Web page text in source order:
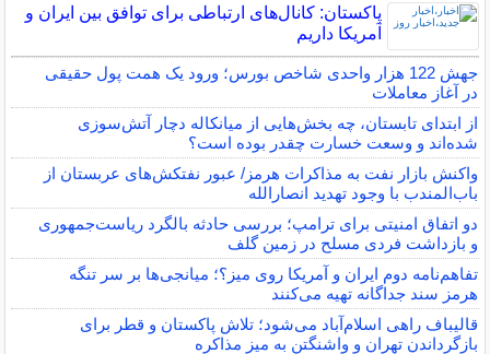
پاکستان: کانال‌های ارتباطی برای توافق بین ایران و
آمریکا داریم
جهش 122 هزار واحدی شاخص بورس؛ ورود یک همت پول حقیقی
در آغاز معاملات
از ابتدای تابستان، چه بخش‌هایی از میانکاله دچار آتش‌سوزی
شده‌اند و وسعت خسارت چقدر بوده است؟
واکنش بازار نفت به مذاکرات هرمز/ عبور نفتکش‌های عربستان از
باب‌المندب با وجود تهدید انصارالله
دو اتفاق امنیتی برای ترامپ؛ بررسی حادثه بالگرد ریاست‌جمهوری
و بازداشت فردی مسلح در زمین گلف
تفاهم‌نامه دوم ایران و آمریکا روی میز؟؛ میانجی‌ها بر سر تنگه
هرمز سند جداگانه تهیه می‌کنند
قالیباف راهی اسلام‌آباد می‌شود؛ تلاش پاکستان و قطر برای
بازگرداندن تهران و واشنگتن به میز مذاکره